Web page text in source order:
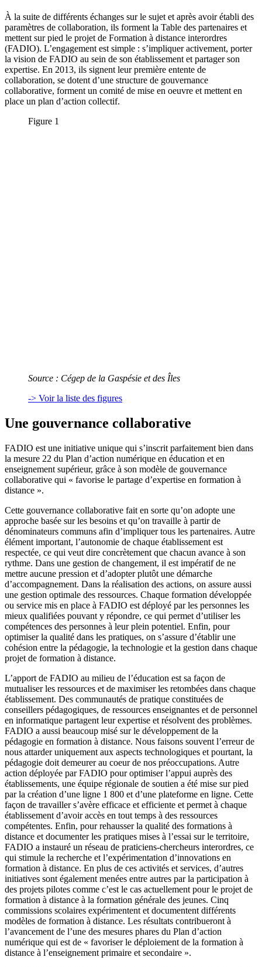
À la suite de différents échanges sur le sujet et après avoir établi des
paramètres de collaboration, ils forment la Table des partenaires et
mettent sur pied le projet de Formation à distance interordres
(FADIO). L’engagement est simple : s’impliquer activement, porter
la vision de FADIO au sein de son établissement et partager son
expertise. En 2013, ils signent leur première entente de
collaboration, se dotent d’une structure de gouvernance
collaborative, forment un comité de mise en oeuvre et mettent en
place un plan d’action collectif.
Figure 1
Source : Cégep de la Gaspésie et des Îles
-> Voir la liste des figures
Une gouvernance collaborative
FADIO est une initiative unique qui s’inscrit parfaitement bien dans
la mesure 22 du Plan d’action numérique en éducation et en
enseignement supérieur, grâce à son modèle de gouvernance
collaborative qui « favorise le partage d’expertise en formation à
distance ».
Cette gouvernance collaborative fait en sorte qu’on adopte une
approche basée sur les besoins et qu’on travaille à partir de
dénominateurs communs afin d’impliquer tous les partenaires. Autre
élément important, l’autonomie de chaque établissement est
respectée, ce qui veut dire concrètement que chacun avance à son
rythme. Dans une gestion de changement, il est impératif de ne
mettre aucune pression et d’adopter plutôt une démarche
d’accompagnement. Dans la réalisation des actions, on assure aussi
une gestion optimale des ressources. Chaque formation développée
ou service mis en place à FADIO est déployé par les personnes les
mieux qualifiées pouvant y répondre, ce qui permet d’utiliser les
compétences des personnes à leur plein potentiel. Enfin, pour
optimiser la qualité dans les pratiques, on s’assure d’établir une
cohésion entre la pédagogie, la technologie et la gestion dans chaque
projet de formation à distance.
L’apport de FADIO au milieu de l’éducation est sa façon de
mutualiser les ressources et de maximiser les retombées dans chaque
établissement. Des communautés de pratique constituées de
conseillers pédagogiques, de ressources enseignantes et de personnel
en informatique partagent leur expertise et résolvent des problèmes.
FADIO a aussi beaucoup misé sur le développement de la
pédagogie en formation à distance. Nous faisons souvent l’erreur de
nous attarder uniquement aux aspects technologiques et pourtant, la
pédagogie doit demeurer au coeur de nos préoccupations. Autre
action déployée par FADIO pour optimiser l’appui auprès des
établissements, une équipe régionale de soutien a été mise sur pied
par la création d’une ligne 1 800 et d’une plateforme en ligne. Cette
façon de travailler s’avère efficace et efficiente et permet à chaque
établissement d’avoir accès en tout temps à des ressources
compétentes. Enfin, pour rehausser la qualité des formations à
distance et documenter les pratiques mises à l’essai sur le territoire,
FADIO a instauré un réseau de praticiens-chercheurs interordres, ce
qui stimule la recherche et l’expérimentation d’innovations en
formation à distance. En plus de ces activités et services, d’autres
initiatives sont également menées entre autres par la participation à
des projets pilotes comme c’est le cas actuellement pour le projet de
formation à distance à la formation générale des jeunes. Cinq
commissions scolaires expérimentent et documentent différents
modèles de formation à distance. Les résultats contribueront à
l’avancement de l’une des mesures phares du Plan d’action
numérique qui est de « favoriser le déploiement de la formation à
distance à l’enseignement primaire et secondaire ».